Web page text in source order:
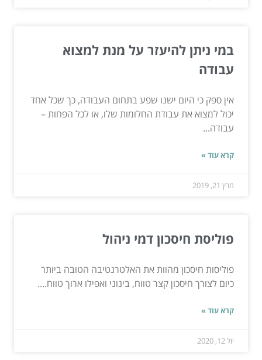
במי ניתן להיעזר על מנת למצוא
עבודה
אין ספק כי היום ישנו שפע בתחום העבודה, כך שכל אחד
יכול למצוא את עבודת החלומות שלו, או לכל הפחות –
עבודה...
קרא עוד »
מרץ 21, 2019
פוליסת חיסכון דמי ניהול
פוליסות חיסכון מהוות את האלטרנטיבה הטובה ביותר
כיום לצורך חיסכון קצר טווח, בינוני ואפילו ארוך טווח....
קרא עוד »
יול 12, 2020